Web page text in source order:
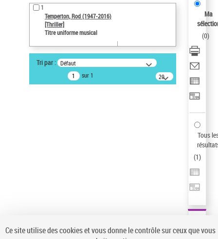
Temperton, Rod (1947-2016)
Type de notice d'autorité
1
Temperton, Rod (1947-2016)
[Thriller]
Titre uniforme musical
Tri par : Défaut
sur 1
20
résultats/page
Ma
(0)
Tous
(1)
Ce site utilise des cookies et vous donne le contrôle sur ceux que vous